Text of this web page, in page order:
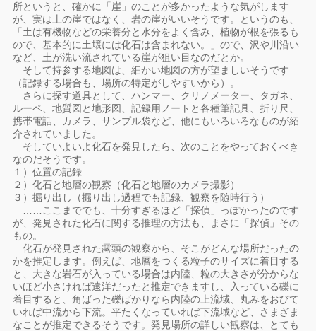
所というと、確かに「崖」のことが多かったような気がします
が、実は土の崖ではなく、岩の崖がいいそうです。というのも、
「土は有機物などの栄養分と水分をよく含み、植物が根を張るも
ので、基本的に土壌には化石は含まれない。」ので、沢や川沿い
など、土が洗い流されている崖が狙い目なのだとか。
そして持参する地図は、細かい地図の方が望ましいそうです
（記録する場合も、場所の特定がしやすいから）。
さらに探す道具として、ハンマー、クリノメーター、タガネ、
ルーペ、地質図と地形図、記録用ノートと各種筆記具、折り尺、
携帯電話、カメラ、サンプル袋など、他にもいろいろなものが紹
介されていました。
そしていよいよ化石を発見したら、次のことをやっておくべき
なのだそうです。
１）位置の記録
２）化石と地層の観察（化石と地層のカメラ撮影）
３）掘り出し（掘り出し過程でも記録、観察を随時行う）
……ここまででも、十分すぎるほど「探偵」っぽかったのです
が、発見された化石に関する推理の方法も、まさに「探偵」その
もの。
化石が発見された露頭の観察から、そこがどんな場所だったの
かを推定します。例えば、地層をつくる粒子のサイズに着目する
と、大きな岩石が入っている場合は内陸、粒の大きさが分からな
いほど小さければ遠洋だったと推定できますし、入っている礫に
着目すると、角ばった礫ばかりなら内陸の上流域、丸みをおびて
いれば中流から下流。平たくなっていれば下流域など、さまざま
なことが推定できるそうです。発見場所の詳しい観察は、とても